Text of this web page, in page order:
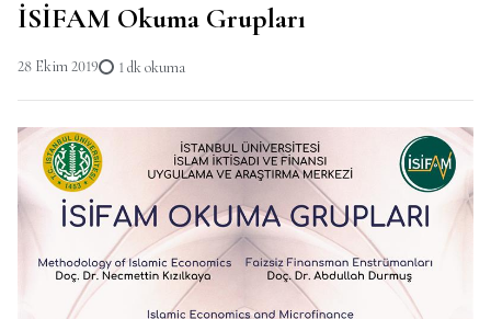
İSİFAM Okuma Grupları
28 Ekim 2019 1 dk okuma